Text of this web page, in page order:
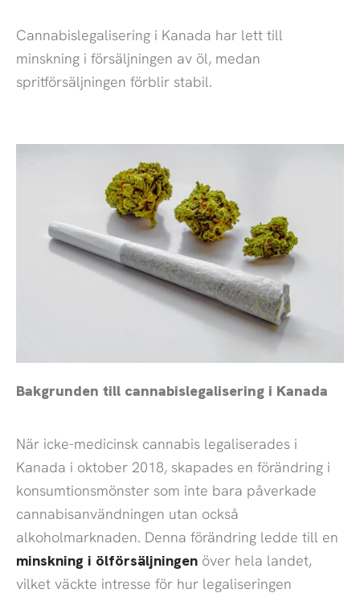
Cannabislegalisering i Kanada har lett till
minskning i försäljningen av öl, medan
spritförsäljningen förblir stabil.
Bakgrunden till cannabislegalisering i Kanada
När icke-medicinsk cannabis legaliserades i
Kanada i oktober 2018, skapades en förändring i
konsumtionsmönster som inte bara påverkade
cannabisanvändningen utan också
alkoholmarknaden. Denna förändring ledde till en
minskning i ölförsäljningen över hela landet,
vilket väckte intresse för hur legaliseringen